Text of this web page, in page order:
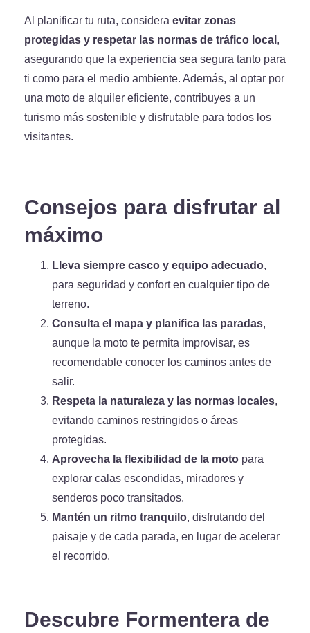
Al planificar tu ruta, considera evitar zonas
protegidas y respetar las normas de tráfico local,
asegurando que la experiencia sea segura tanto para
ti como para el medio ambiente. Además, al optar por
una moto de alquiler eficiente, contribuyes a un
turismo más sostenible y disfrutable para todos los
visitantes.
Consejos para disfrutar al
máximo
Lleva siempre casco y equipo adecuado,
para seguridad y confort en cualquier tipo de
terreno.
Consulta el mapa y planifica las paradas,
aunque la moto te permita improvisar, es
recomendable conocer los caminos antes de
salir.
Respeta la naturaleza y las normas locales,
evitando caminos restringidos o áreas
protegidas.
Aprovecha la flexibilidad de la moto para
explorar calas escondidas, miradores y
senderos poco transitados.
Mantén un ritmo tranquilo, disfrutando del
paisaje y de cada parada, en lugar de acelerar
el recorrido.
Descubre Formentera de